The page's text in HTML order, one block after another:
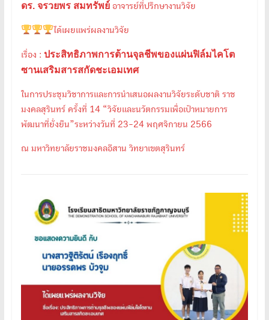
ดร. จรวยพร สมทรัพย์อาจารย์ที่ปรึกษางานวิจัย
ได้เผยแพร่ผลงานวิจัย
เรื่อง : ประสิทธิภาพการต้านจุลชีพของแผ่นฟิล์มไคโต
ซานเสริมสารสกัดชะเอมเทศ
ในการประชุมวิชาการและการนำเสนอผลงานวิจัยระดับชาติ ราช
มงคลสุรินทร์ ครั้งที่ 14 “วิจัยและนวัตกรรมเพื่อเป้าหมายการ
พัฒนาที่ยั่งยืน”ระหว่างวันที่ 23-24 พฤศจิกายน 2566
ณ มหาวิทยาลัยราชมงคลอีสาน วิทยาเขตสุรินทร์